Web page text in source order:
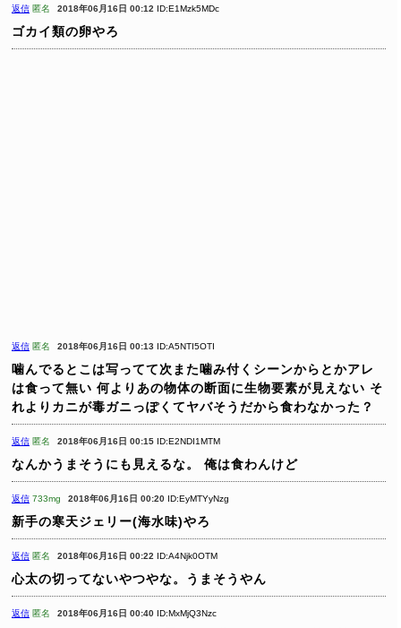
返信 匿名 2018年06月16日 00:12 ID:E1Mzk5MDc
ゴカイ類の卵やろ
返信 匿名 2018年06月16日 00:13 ID:A5NTI5OTI
噛んでるとこは写ってて次また噛み付くシーンからとかアレ
は食って無い 何よりあの物体の断面に生物要素が見えない そ
れよりカニが毒ガニっぽくてヤバそうだから食わなかった？
返信 匿名 2018年06月16日 00:15 ID:E2NDI1MTM
なんかうまそうにも見えるな。 俺は食わんけど
返信 733mg 2018年06月16日 00:20 ID:EyMTYyNzg
新手の寒天ジェリー(海水味)やろ
返信 匿名 2018年06月16日 00:22 ID:A4Njk0OTM
心太の切ってないやつやな。うまそうやん
返信 匿名 2018年06月16日 00:40 ID:MxMjQ3Nzc